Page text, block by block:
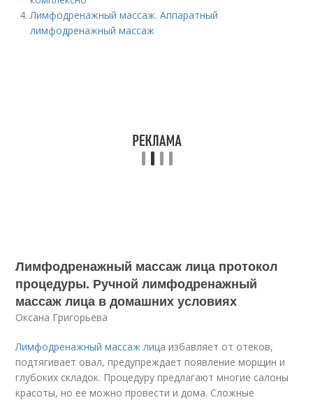
Лимфодренажный массаж. Аппаратный
лимфодренажный массаж
Лимфодренажный массаж лица протокол
процедуры. Ручной лимфодренажный
массаж лица в домашних условиях
Оксана Григорьева
Лимфодренажный массаж лица избавляет от отеков,
подтягивает овал, предупреждает появление морщин и
глубоких складок. Процедуру предлагают многие салоны
красоты, но ее можно провести и дома. Сложные